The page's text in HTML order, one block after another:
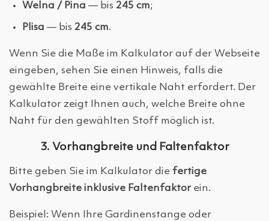
Welna / Pina — bis 245 cm;
Plisa — bis 245 cm.
Wenn Sie die Maße im Kalkulator auf der Webseite
eingeben, sehen Sie einen Hinweis, falls die
gewählte Breite eine vertikale Naht erfordert. Der
Kalkulator zeigt Ihnen auch, welche Breite ohne
Naht für den gewählten Stoff möglich ist.
3. Vorhangbreite und Faltenfaktor
Bitte geben Sie im Kalkulator die fertige
Vorhangbreite inklusive Faltenfaktor ein.
Beispiel: Wenn Ihre Gardinenstange oder